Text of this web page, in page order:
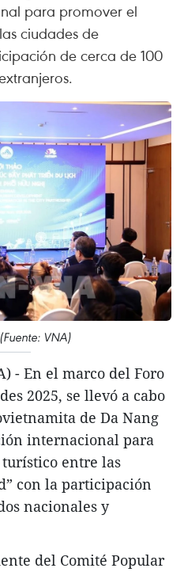
para promover el
ciudades de
de cerca de 100
VNA)
- En el marco del Foro
2025, se llevó a cabo
de Da Nang
internacional para
entre las
con la participación
nacionales y
del Comité Popular